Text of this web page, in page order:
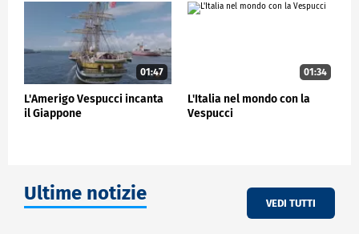
01:47
L'Amerigo Vespucci incanta
il Giappone
01:34
L'Italia nel mondo con la
Vespucci
Ultime notizie VEDI TUTTI